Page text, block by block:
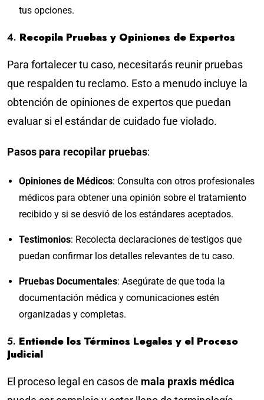
tus opciones.
4. Recopila Pruebas y Opiniones de Expertos
Para fortalecer tu caso, necesitarás reunir pruebas
que respalden tu reclamo. Esto a menudo incluye la
obtención de opiniones de expertos que puedan
evaluar si el estándar de cuidado fue violado.
Pasos para recopilar pruebas:
Opiniones de Médicos: Consulta con otros profesionales
médicos para obtener una opinión sobre el tratamiento
recibido y si se desvió de los estándares aceptados.
Testimonios: Recolecta declaraciones de testigos que
puedan confirmar los detalles relevantes de tu caso.
Pruebas Documentales: Asegúrate de que toda la
documentación médica y comunicaciones estén
organizadas y completas.
5. Entiende los Términos Legales y el Proceso
Judicial
El proceso legal en casos de mala praxis médica